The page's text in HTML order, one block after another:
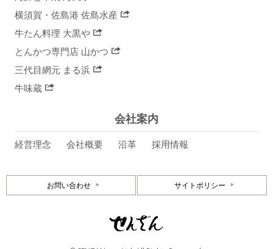
横須賀・佐島港 佐島水産
牛たん料理 大黒や
とんかつ専門店 山かつ
三代目網元 まる浜
牛味蔵
会社案内
経営理念 会社概要 沿革 採用情報
お問い合わせ サイトポリシー